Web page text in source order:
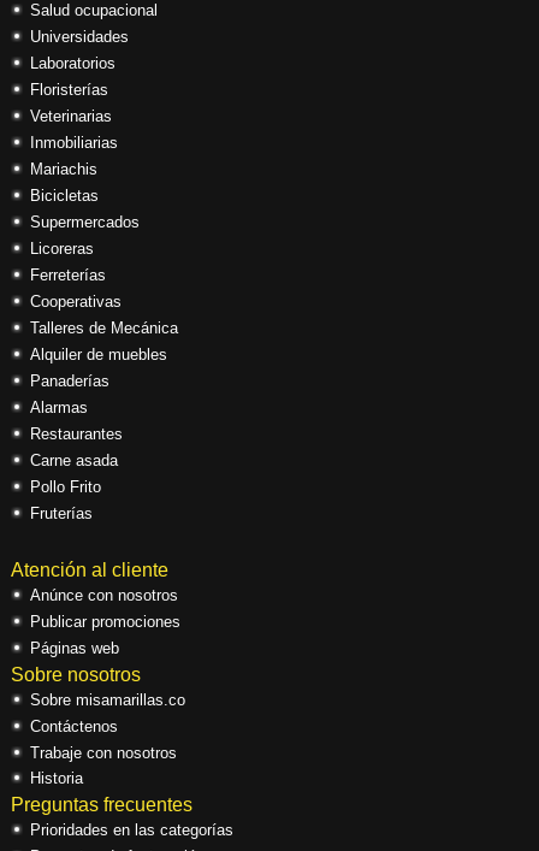
Salud ocupacional
Universidades
Laboratorios
Floristerías
Veterinarias
Inmobiliarias
Mariachis
Bicicletas
Supermercados
Licoreras
Ferreterías
Cooperativas
Talleres de Mecánica
Alquiler de muebles
Panaderías
Alarmas
Restaurantes
Carne asada
Pollo Frito
Fruterías
Atención al cliente
Anúnce con nosotros
Publicar promociones
Páginas web
Sobre nosotros
Sobre misamarillas.co
Contáctenos
Trabaje con nosotros
Historia
Preguntas frecuentes
Prioridades en las categorías